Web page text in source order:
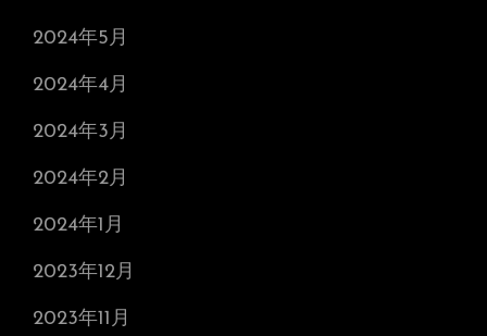
2024年5月
2024年4月
2024年3月
2024年2月
2024年1月
2023年12月
2023年11月